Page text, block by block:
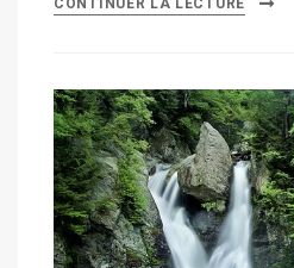
CONTINUER LA LECTURE